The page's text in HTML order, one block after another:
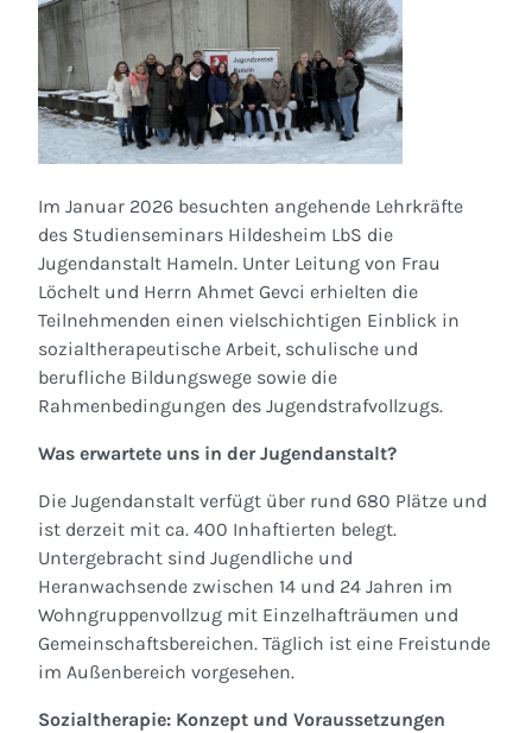
Im Januar 2026 besuchten angehende Lehrkräfte
des Studienseminars Hildesheim LbS die
Jugendanstalt Hameln. Unter Leitung von Frau
Löchelt und Herrn Ahmet Gevci erhielten die
Teilnehmenden einen vielschichtigen Einblick in
sozialtherapeutische Arbeit, schulische und
berufliche Bildungswege sowie die
Rahmenbedingungen des Jugendstrafvollzugs.
Was erwartete uns in der Jugendanstalt?
Die Jugendanstalt verfügt über rund 680 Plätze und
ist derzeit mit ca. 400 Inhaftierten belegt.
Untergebracht sind Jugendliche und
Heranwachsende zwischen 14 und 24 Jahren im
Wohngruppenvollzug mit Einzelhafträumen und
Gemeinschaftsbereichen. Täglich ist eine Freistunde
im Außenbereich vorgesehen.
Sozialtherapie: Konzept und Voraussetzungen